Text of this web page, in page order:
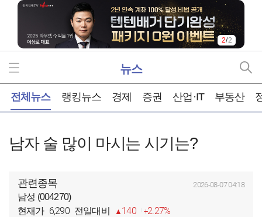
2/2
뉴스
전체뉴스 랭킹뉴스 경제 증권 산업·IT 부동산
남자 술 많이 마시는 시기는?
관련종목 2026-08-07 04:18
남성 (004270)
현재가 6,290 전일대비 140 2.27%